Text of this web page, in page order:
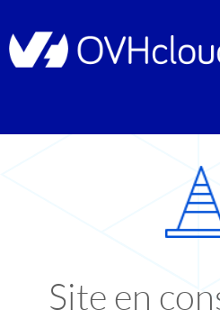
Site en